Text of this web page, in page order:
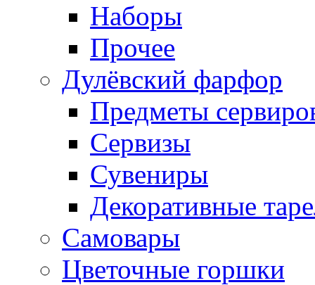
Наборы
Прочее
Дулёвский фарфор
Предметы
Сервизы
Сувениры
Декоративные
Самовары
Цветочные горшки